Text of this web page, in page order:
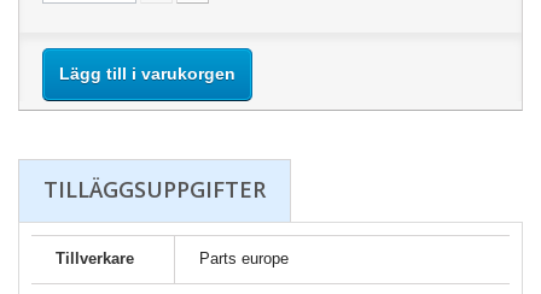
Lägg till i varukorgen
TILLÄGGSUPPGIFTER
Tillverkare Parts europe